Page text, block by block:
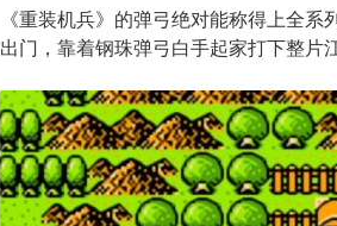
《重装机兵》的弹弓绝对能称得上全
出门，靠着钢珠弹弓白手起家打下整片江